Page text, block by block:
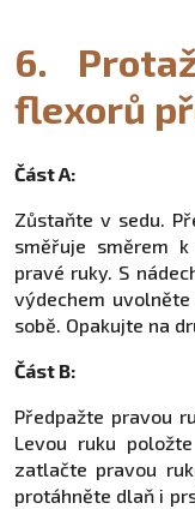
6.
flexorů
Část A:
Zůstaňte v sedu.
směřuje směrem
pravé ruky. S
výdechem
sobě. Opakujte na
Část B:
Předpažte pravou
Levou ruku
zatlačte pravou
protáhněte dlaň i